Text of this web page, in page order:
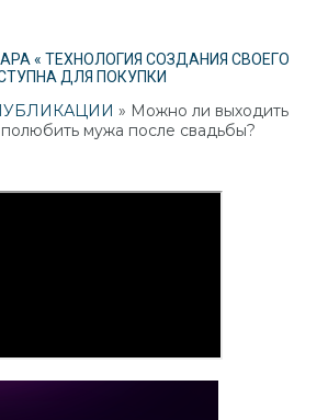
« ТЕХНОЛОГИЯ СОЗДАНИЯ СВОЕГО
ДЛЯ ПОКУПКИ
» Можно ли выходить
мужа после свадьбы?